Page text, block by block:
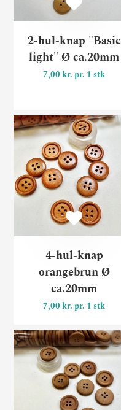
2-hul-knap "Basic
light" Ø ca.20mm
7,00 kr. pr. 1 stk
4-hul-knap
orangebrun Ø
ca.20mm
7,00 kr. pr. 1 stk